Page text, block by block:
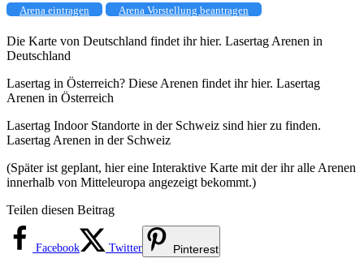
Arena eintragen Arena Vorstellung beantragen
Die Karte von Deutschland findet ihr hier. Lasertag Arenen in
Deutschland
Lasertag in Österreich? Diese Arenen findet ihr hier. Lasertag
Arenen in Österreich
Lasertag Indoor Standorte in der Schweiz sind hier zu finden.
Lasertag Arenen in der Schweiz
(Später ist geplant, hier eine Interaktive Karte mit der ihr alle Arenen
innerhalb von Mitteleuropa angezeigt bekommt.)
Teilen diesen Beitrag
Facebook Twitter Pinterest